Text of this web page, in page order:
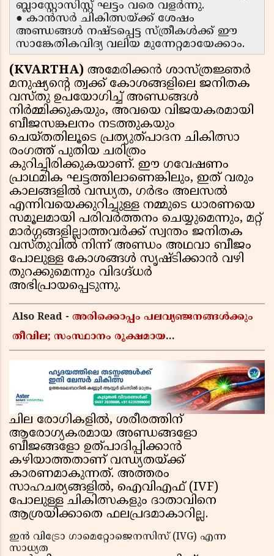
ബ്ലാസ്റ്റോസിസ്റ്റ് ഘട്ടം വരെ വളർന്നു.
● കാൻസർ ചികിത്സയ്ക്ക് ശേഷം
അണ്ഡങ്ങൾ നഷ്ടപ്പെട്ട സ്ത്രീകൾക്ക് ഈ
സാങ്കേതികവിദ്യ വലിയ മുന്നേറ്റമായേക്കാം.
(KVARTHA) അമേരിക്കൻ ശാസ്ത്രജ്ഞർ
മനുഷ്യൻ്റെ ത്വക്ക് കോശങ്ങളിലെ ജനിതക
വസ്തു ഉപയോഗിച്ച് അണ്ഡങ്ങൾ
നിർമ്മിക്കുകയും, അവയെ വിജയകരമായി
ബീജസങ്കലനം നടത്തുകയും
ചെയ്തതിലൂടെ പ്രത്യുത്പാദന ചികിത്സാ
രംഗത്ത് പുതിയ ചരിത്രം
കുറിച്ചിരിക്കുകയാണ്. ഈ ഗവേഷണം
പ്രാഥമിക ഘട്ടത്തിലാണെങ്കിലും, ഇത് വരും
കാലങ്ങളിൽ വന്ധ്യത, ഗർഭം അലസൽ
എന്നിവയെക്കുറിച്ചുള്ള നമ്മുടെ ധാരണയെ
സമൂലമായി പരിവർത്തനം ചെയ്യുമെന്നും, മറ്റ്
മാർഗ്ഗങ്ങളില്ലാത്തവർക്ക് സ്വന്തം ജനിതക
വസ്തുവിൽ നിന്ന് അണ്ഡം അഥവാ ബീജം
പോലുള്ള കോശങ്ങൾ സൃഷ്ടിക്കാൻ വഴി
തുറക്കുമെന്നും വിദഗ്ദ്ധർ
അഭിപ്രായപ്പെടുന്നു.
Also Read - അരിക്കൊപ്പം പലവ്യഞ്ജനങ്ങൾക്കും
തീവില; സംസ്ഥാനം രൂക്ഷമായ
ചില രോഗികളിൽ, ശരീരത്തിന്
ആരോഗ്യകരമായ അണ്ഡങ്ങളോ
ബീജങ്ങളോ ഉത്പാദിപ്പിക്കാൻ
കഴിയാത്തതാണ് വന്ധ്യതയ്ക്ക്
കാരണമാകുന്നത്. അത്തരം
സാഹചര്യങ്ങളിൽ, ഐവിഎഫ് (IVF)
പോലുള്ള ചികിത്സകളും ദാതാവിനെ
ആശ്രയിക്കാതെ ഫലപ്രദമാകാറില്ല.
ഇൻ വിട്രോ ഗാമെറ്റോജെനസിസ് (IVG) എന്ന
സാധ്യത